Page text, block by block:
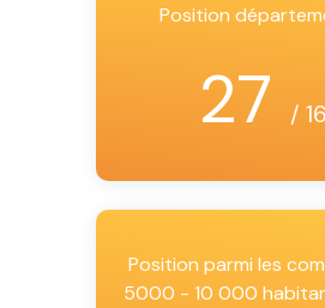
Position
27 /
Position parmi les
5000 - 10 000